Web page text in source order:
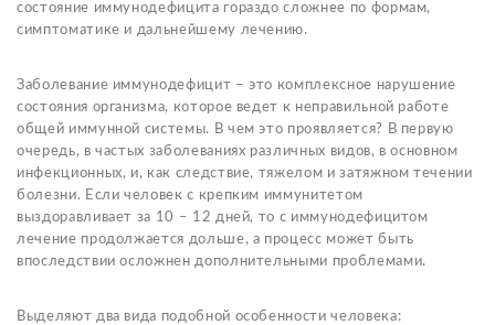
состояние иммунодефицита гораздо сложнее по формам,
симптоматике и дальнейшему лечению.
Заболевание иммунодефицит – это комплексное нарушение
состояния организма, которое ведет к неправильной работе
общей иммунной системы. В чем это проявляется? В первую
очередь, в частых заболеваниях различных видов, в основном
инфекционных, и, как следствие, тяжелом и затяжном течении
болезни. Если человек с крепким иммунитетом
выздоравливает за 10 – 12 дней, то с иммунодефицитом
лечение продолжается дольше, а процесс может быть
впоследствии осложнен дополнительными проблемами.
Выделяют два вида подобной особенности человека: